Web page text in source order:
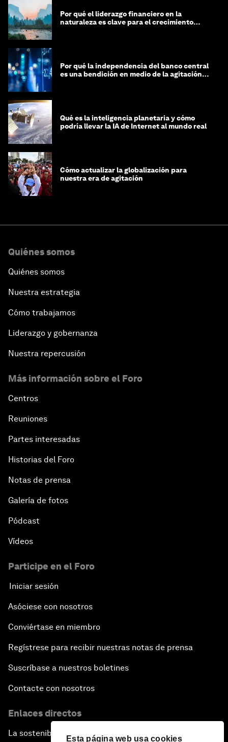
Esta página web usa cookies
Por qué el liderazgo financiero en la
naturaleza es clave para el crecimiento
Por qué la independencia del banco central
es una bendición en medio de la agitación
Qué es la inteligencia planetaria y cómo
podría llevar la IA de Internet al mundo real
Cómo actualizar la globalización para
nuestra era de agitación
Quiénes somos
Quiénes somos
Nuestra estrategia
Cómo trabajamos
Liderazgo y gobernanza
Nuestra repercusión
Más información sobre el Foro
Centros
Reuniones
Partes interesadas
Historias del Foro
Notas de prensa
Galería de fotos
Pódcast
Vídeos
Participe en el Foro
Iniciar sesión
Asóciese con nosotros
Conviértase en miembro
Regístrese para recibir nuestras notas de prensa
Suscríbase a nuestros boletines
Contacte con nosotros
Enlaces directos
La sostenibilidad en el Foro